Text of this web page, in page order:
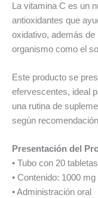
La vitamina C es un
antioxidantes que
oxidativo, además de
organismo como el
Este producto se
efervescentes, ideal
una rutina de
según
Presentación del
• Tubo con 20
• Contenido: 1000
• Administración oral